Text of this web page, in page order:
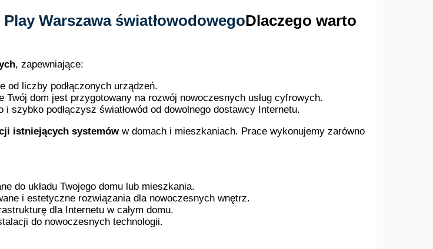
Dlaczego warto
, zapewniające:
od liczby podłączonych urządzeń.
Twój dom jest przygotowany na rozwój nowoczesnych usług cyfrowych.
szybko podłączysz światłowód od dowolnego dostawcy Internetu.
istniejących systemóww domach i mieszkaniach. Prace wykonujemy zarówno
do układu Twojego domu lub mieszkania.
i estetyczne rozwiązania dla nowoczesnych wnętrz.
dla Internetu w całym domu.
do nowoczesnych technologii.